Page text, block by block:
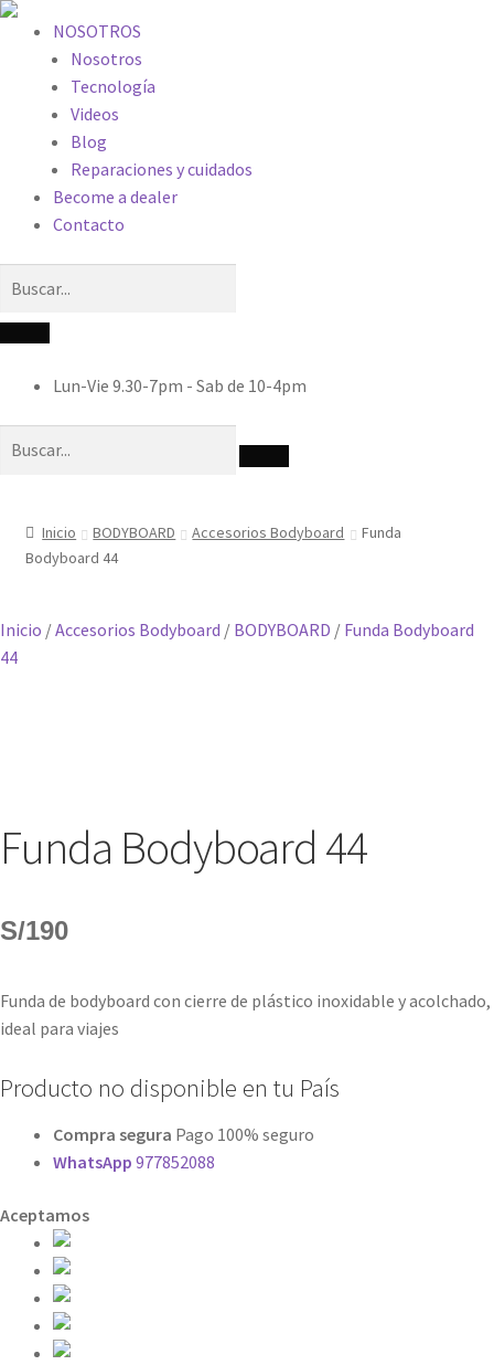
NOSOTROS
Nosotros
Tecnología
Videos
Blog
Reparaciones y cuidados
Become a dealer
Contacto
Lun-Vie 9.30-7pm - Sab de 10-4pm
Inicio BODYBOARD Accesorios Bodyboard
Funda
Bodyboard 44
Inicio /Accesorios Bodyboard / BODYBOARD / Funda Bodyboard
44
Funda Bodyboard 44
S/190
Funda de bodyboard con cierre de plástico inoxidable y acolchado,
ideal para viajes
Producto no disponible en tu País
Compra segura Pago 100% seguro
WhatsApp 977852088
Aceptamos